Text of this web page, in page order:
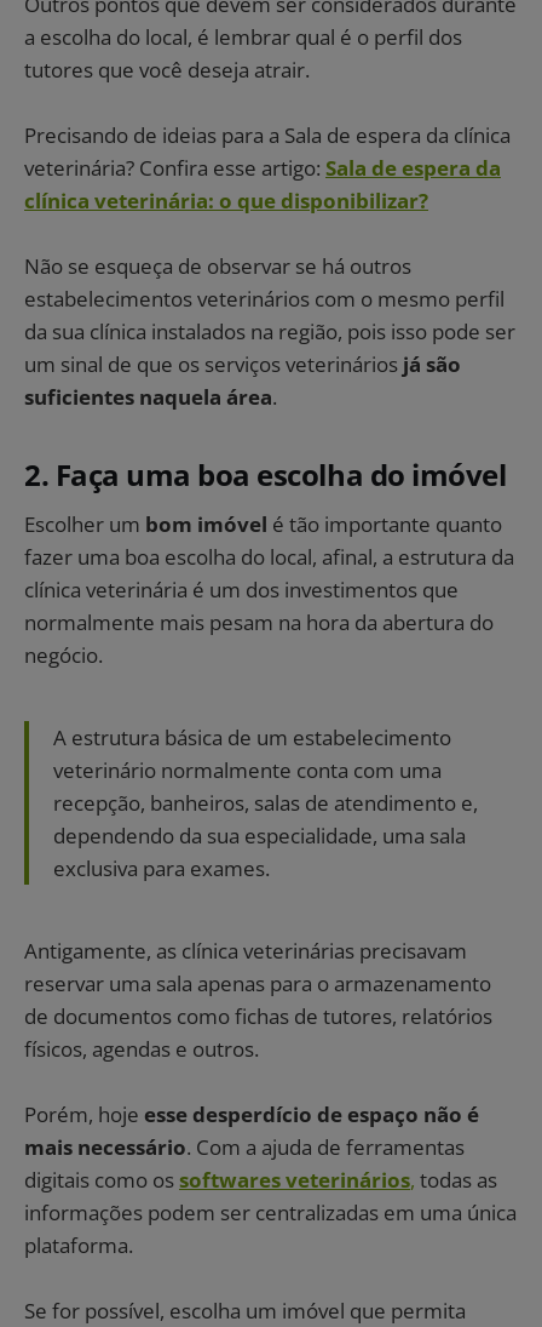
a escolha do local, é lembrar qual é o perfil dos
tutores que você deseja atrair.
Precisando de ideias para a Sala de espera da clínica
veterinária? Confira esse artigo: Sala de espera da
clínica veterinária: o que disponibilizar?
Não se esqueça de observar se há outros
estabelecimentos veterinários com o mesmo perfil
da sua clínica instalados na região, pois isso pode ser
um sinal de que os serviços veterinários já são
suficientes naquela área.
2. Faça uma boa escolha do imóvel
Escolher um bom imóvel é tão importante quanto
fazer uma boa escolha do local, afinal, a estrutura da
clínica veterinária é um dos investimentos que
normalmente mais pesam na hora da abertura do
negócio.
A estrutura básica de um estabelecimento
veterinário normalmente conta com uma
recepção, banheiros, salas de atendimento e,
dependendo da sua especialidade, uma sala
exclusiva para exames.
Antigamente, as clínica veterinárias precisavam
reservar uma sala apenas para o armazenamento
de documentos como fichas de tutores, relatórios
físicos, agendas e outros.
Porém, hoje esse desperdício de espaço não é
mais necessário. Com a ajuda de ferramentas
digitais como ossoftwares veterinários, todas as
informações podem ser centralizadas em uma única
plataforma.
Se for possível, escolha um imóvel que permita